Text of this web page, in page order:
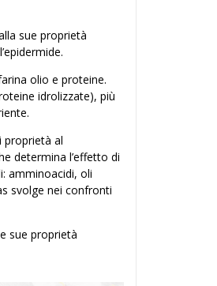
sue proprietà
olio e proteine.
idrolizzate), più
proprietà al
determina l’effetto di
amminoacidi, oli
svolge nei confronti
sue proprietà